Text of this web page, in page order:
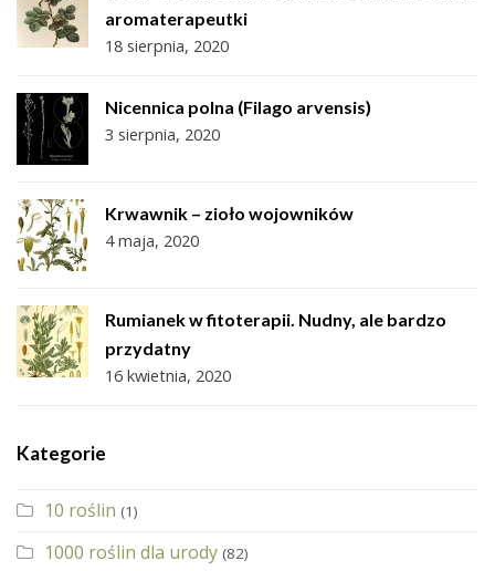
aromaterapeutki
18 sierpnia, 2020
Nicennica polna (Filago arvensis)
3 sierpnia, 2020
Krwawnik – zioło wojowników
4 maja, 2020
Rumianek w fitoterapii. Nudny, ale bardzo
przydatny
16 kwietnia, 2020
Kategorie
10 roślin (1)
1000 roślin dla urody (82)